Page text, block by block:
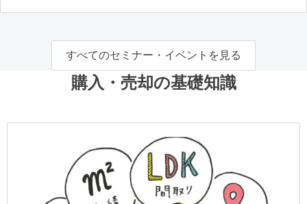
すべてのセミナー・イベントを見る
購入・売却の基礎知識